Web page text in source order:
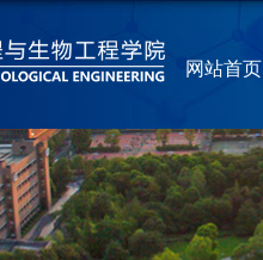
网站首页